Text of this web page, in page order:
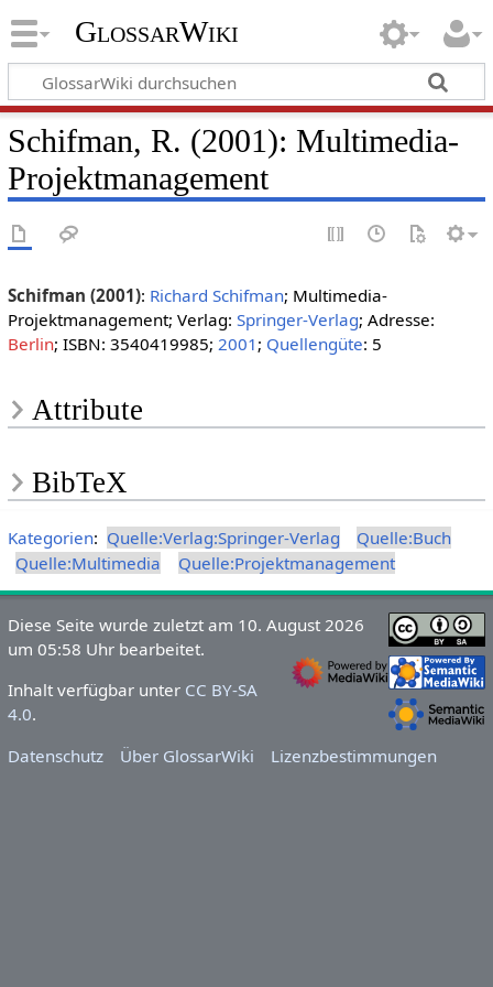
GlossarWiki
Schifman, R. (2001): Multimedia-
Projektmanagement
Schifman (2001): Richard Schifman; Multimedia-
Projektmanagement; Verlag: Springer-Verlag; Adresse:
Berlin; ISBN: 3540419985; 2001 ; Quellengüte: 5
Attribute
BibTeX
Kategorien: Quelle:Verlag:Springer-Verlag
Quelle:Buch
Quelle:Multimedia
Quelle:Projektmanagement
Diese Seite wurde zuletzt am 10. August 2026
um 05:58 Uhr bearbeitet.
Inhalt verfügbar unter CC BY-SA
4.0.
Datenschutz
Über GlossarWiki Lizenzbestimmungen